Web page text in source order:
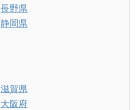
長野県
静岡県
滋賀県
大阪府